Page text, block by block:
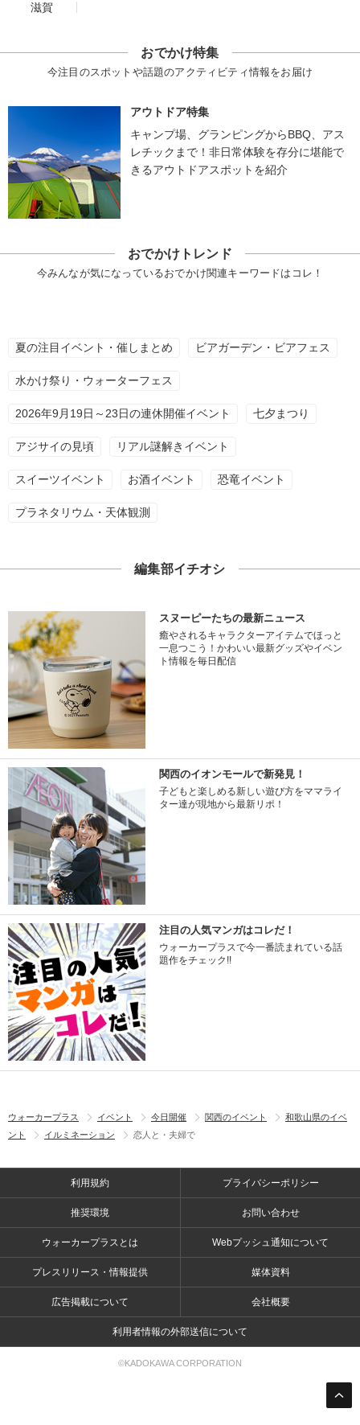
滋賀
おでかけ特集
今注目のスポットや話題のアクティビティ情報をお届け
アウトドア特集
キャンプ場、グランピングからBBQ、アス
レチックまで！非日常体験を存分に堪能で
きるアウトドアスポットを紹介
おでかけトレンド
今みんなが気になっているおでかけ関連キーワードはコレ！
夏の注目イベント・催しまとめ ビアガーデン・ビアフェス
水かけ祭り・ウォーターフェス
2026年9月19日～23日の連休開催イベント 七夕まつり
アジサイの見頃 リアル謎解きイベント
スイーツイベント お酒イベント 恐竜イベント
プラネタリウム・天体観測
編集部イチオシ
スヌーピーたちの最新ニュース
癒やされるキャラクターアイテムでほっと
一息つこう！かわいい最新グッズやイベン
ト情報を毎日配信
関西のイオンモールで新発見！
子どもと楽しめる新しい遊び方をママライ
ター達が現地から最新リポ！
注目の人気マンガはコレだ！
ウォーカープラスで今一番読まれている話
題作をチェック!!
ウォーカープラス イベント 今日開催 関西のイベント
和歌山県のイベ
ント
イルミネーション 恋人と・夫婦で
利用規約 プライバシーポリシー
推奨環境 お問い合わせ
ウォーカープラスとは Webプッシュ通知について
プレスリリース・情報提供 媒体資料
広告掲載について 会社概要
利用者情報の外部送信について
©KADOKAWA CORPORATION